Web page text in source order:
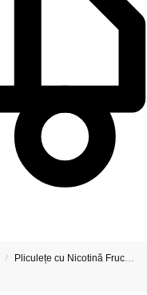
/ Pliculețe cu Nicotină Fructate